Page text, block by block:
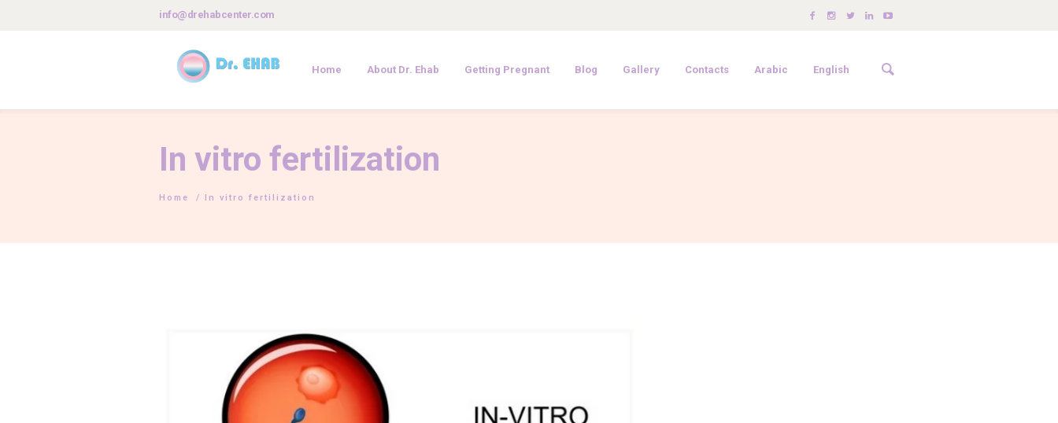
info@drehabcenter.com
Home About Dr. Ehab Getting Pregnant Blog Gallery Contacts Arabic English
In vitro fertilization
Home / In vitro fertilization